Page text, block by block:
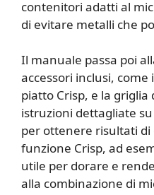
contenitori adatti al
di evitare metalli che
Il manuale passa poi
accessori inclusi,
piatto Crisp, e la
istruzioni dettagliate
per ottenere risultati
funzione Crisp, ad
utile per dorare e
alla combinazione di